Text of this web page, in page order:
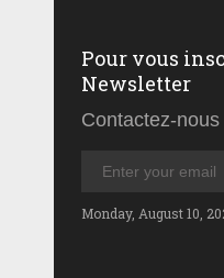
Pour vous
Newsletter
Contactez-
Monday, August 10,